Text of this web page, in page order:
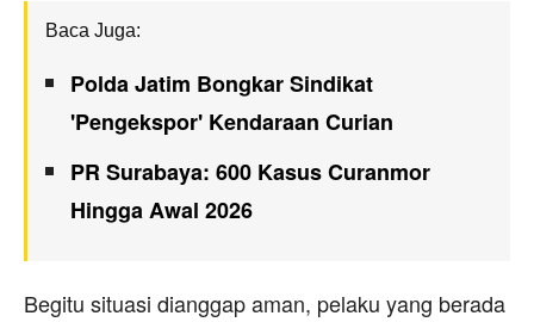
Baca Juga:
Polda Jatim Bongkar Sindikat
'Pengekspor' Kendaraan Curian
PR Surabaya: 600 Kasus Curanmor
Hingga Awal 2026
Begitu situasi dianggap aman, pelaku yang berada